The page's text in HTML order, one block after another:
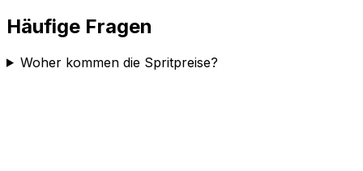
Häufige Fragen
Woher kommen die Spritpreise?